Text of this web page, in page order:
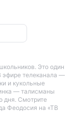
Это один
эфире телеканала —
и кукольные
— талисманы
дня. Смотрите
Феодосия на «ТВ